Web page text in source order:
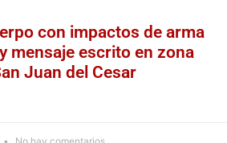
con impactos de arma
mensaje escrito en zona
Juan del Cesar